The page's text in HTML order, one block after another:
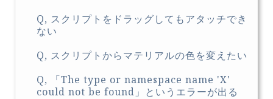
Q, スクリプトをドラッグしてもアタッチでき
ない
Q, スクリプトからマテリアルの色を変えたい
Q, 「The type or namespace name 'X'
could not be found」というエラーが出る